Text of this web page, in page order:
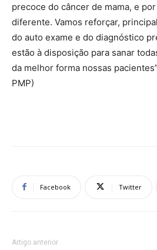
precoce do câncer de mama, e
diferente. Vamos reforçar,
do auto exame e do diagnóstico
estão à disposição para sanar
da melhor forma nossas
PMP)
Facebook Twitter
Artigo anterior